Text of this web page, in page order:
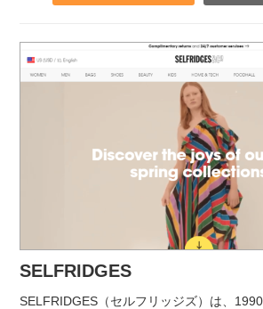
SELFRIDGES
SELFRIDGES（セルフリッジズ）は、